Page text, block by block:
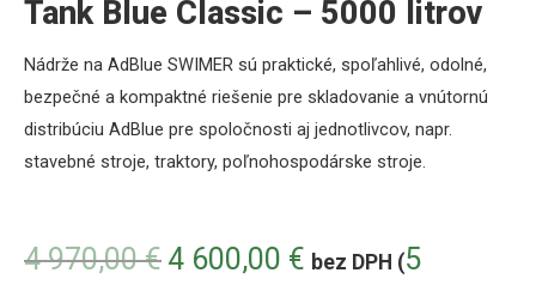
Tank Blue Classic – 5000 litrov
4 970,00€ 4 600,00 € bez DPH (5
Nádrže na AdBlue SWIMER sú praktické, spoľahlivé, odolné,
bezpečné a kompaktné riešenie pre skladovanie a vnútornú
distribúciu AdBlue pre spoločnosti aj jednotlivcov, napr.
stavebné stroje, traktory, poľnohospodárske stroje.